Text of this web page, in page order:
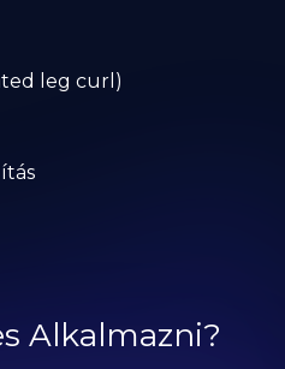
leg curl)
Alkalmazni?